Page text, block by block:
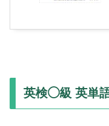
英検◯級 英単